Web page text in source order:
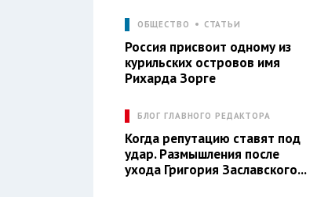
ОБЩЕСТВО СТАТЬИ
Россия присвоит одному из
курильских островов имя
Рихарда Зорге
БЛОГ ГЛАВНОГО РЕДАКТОРА
Когда репутацию ставят под
удар. Размышления после
ухода Григория Заславского...